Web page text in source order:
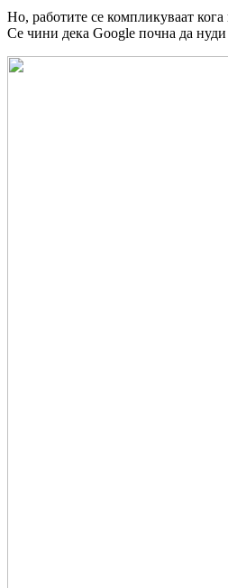
Но, работите се компликуваат
Се чини дека Google почна да